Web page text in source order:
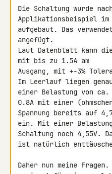
Die Schaltung wurde
Applikationsbeispiel im
aufgebaut. Das
angefügt.
Laut Datenblatt kann
mit bis zu 1.5A am
Ausgang, mit +-3%
Im Leerlauf liegen
einer Belastung von ca.
0.8A mit einer
Spannung bereits auf
ein. Mit einer
Schaltung noch 4,55V.
ist natürlich
Daher nun meine